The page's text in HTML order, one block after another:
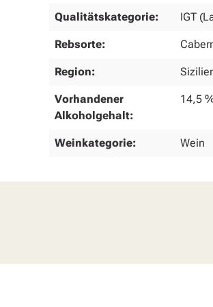
Qualitätskategorie: IGT
Rebsorte:
Region:
Vorhandener
Alkoholgehalt:
14,5
Weinkategorie: Wein